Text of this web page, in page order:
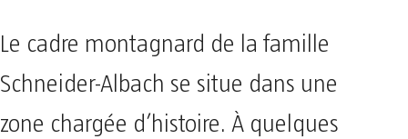
Le cadre montagnard de la famille
Schneider-Albach se situe dans une
zone chargée d’histoire. À quelques